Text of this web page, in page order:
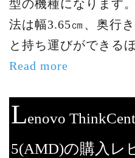
型の機種になります
法は幅3.65㎝、奥行
と持ち運びができる
Read more
Lenovo
5(AMD)の購入レ